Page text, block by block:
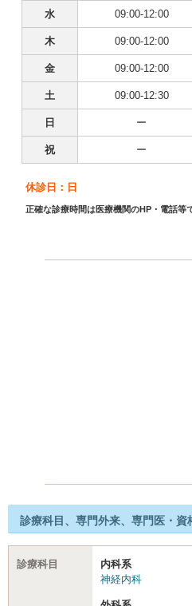
水 09:00-12:00
木 09:00-12:00
金 09:00-12:00
土 09:00-12:30
日 ー
祝 ー
休診日：日
正確な診療時間は医療機関のHP・電話等
診療科目、専門外来、専門医・資
診療科目
内科系
神経内科